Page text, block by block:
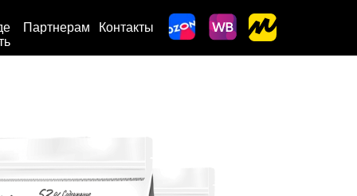
Партнерам Контакты